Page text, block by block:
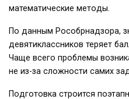
математические методы.
По данным Рособрнадзора,
девятиклассников теряет
Чаще всего проблемы
не из-за сложности самих
Подготовка строится